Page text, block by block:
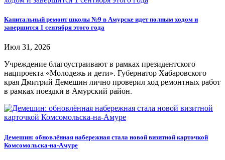
Капитальный ремонт школы №9 в Амурске идет полным ходом и
завершится 1 сентября этого года
Июл 31, 2026
Учреждение благоустраивают в рамках президентского
нацпроекта «Молодежь и дети». Губернатор Хабаровского
края Дмитрий Демешин лично проверил ход ремонтных работ
в рамках поездки в Амурский район.
Демешин: обновлённая набережная стала новой визитной карточкой
Комсомольска-на-Амуре